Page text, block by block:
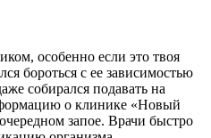
особенно если это твоя
бороться с ее зависимостью
собирался подавать на
о клинике «Новый
запое. Врачи быстро